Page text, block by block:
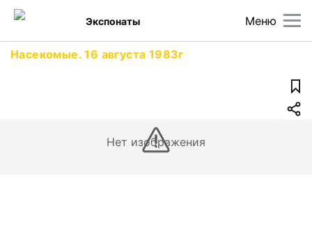
Меню
Экспонаты
Насекомые. 16 августа 1983г
Нет изображения